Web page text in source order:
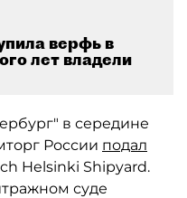
верфь в
лет владели
в середине
России подал
Helsinki Shipyard.
суде